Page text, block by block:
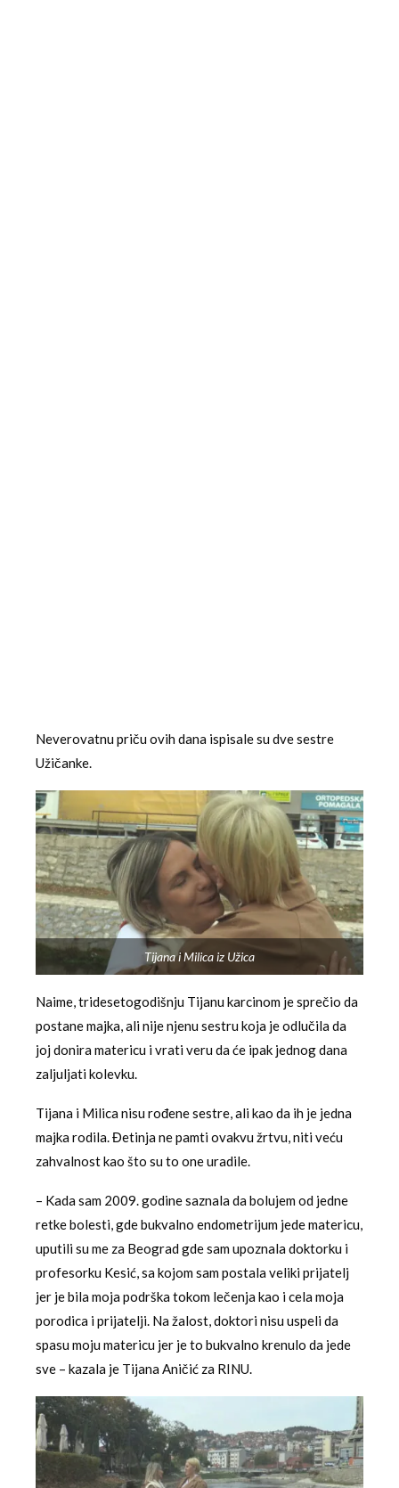
Neverovatnu priču ovih dana ispisale su dve sestre
Užičanke.
Tijana i Milica iz Užica
Naime, tridesetogodišnju Tijanu karcinom je sprečio da
postane majka, ali nije njenu sestru koja je odlučila da
joj donira matericu i vrati veru da će ipak jednog dana
zaljuljati kolevku.
Tijana i Milica nisu rođene sestre, ali kao da ih je jedna
majka rodila. Đetinja ne pamti ovakvu žrtvu, niti veću
zahvalnost kao što su to one uradile.
– Kada sam 2009. godine saznala da bolujem od jedne
retke bolesti, gde bukvalno endometrijum jede matericu,
uputili su me za Beograd gde sam upoznala doktorku i
profesorku Kesić, sa kojom sam postala veliki prijatelj
jer je bila moja podrška tokom lečenja kao i cela moja
porodica i prijatelji. Na žalost, doktori nisu uspeli da
spasu moju matericu jer je to bukvalno krenulo da jede
sve – kazala je Tijana Aničić za RINU.